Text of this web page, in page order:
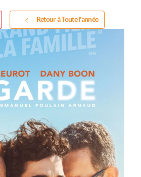
Retour à Toute l'année